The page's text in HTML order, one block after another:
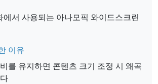
에서 사용되는 아나모픽 와이드스크린
이유
를 유지하면 콘텐츠 크기 조정 시 왜곡